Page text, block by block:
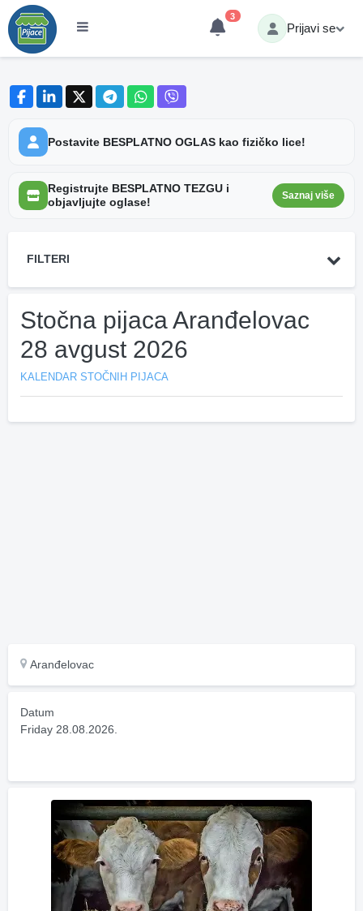
3
Prijavi se
Postavite BESPLATNO OGLAS kao fizičko lice!
Registrujte BESPLATNO TEZGU i
objavljujte oglase!
Saznaj više
FILTERI
Stočna pijaca Aranđelovac
28 avgust 2026
KALENDAR STOČNIH PIJACA
Aranđelovac
Datum
Friday 28.08.2026.